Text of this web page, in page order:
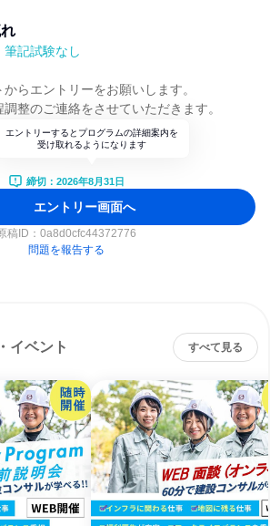
記試験なし
らエントリーをお願いします。
整のご連絡をさせていただきます。
エントリーするとプログラムの詳細案内を
受け取れるようになります
締切：2026年8月31日
エントリー画面へ
稿ID： 0a8d0cfc44372776
問題を報告する
イベント すべて見る